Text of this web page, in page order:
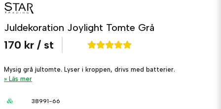
Juldekoration Joylight Tomte Grå
170 kr / st
Mysig grå jultomte. Lyser i kroppen, drivs med batterier.
Läs mer
38991-66